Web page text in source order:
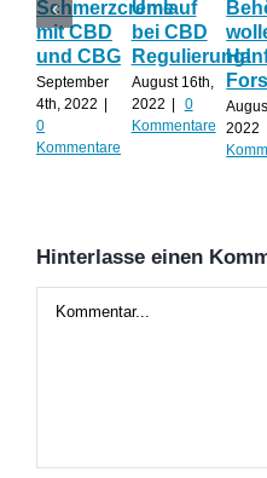
Schmerzcreme
mit CBD
und CBG
September
4th, 2022
0
Kommentare
Umlauf
bei CBD
Regulierung!
August 16th,
2022
0
Kommentare
2022
Hinterlasse einen